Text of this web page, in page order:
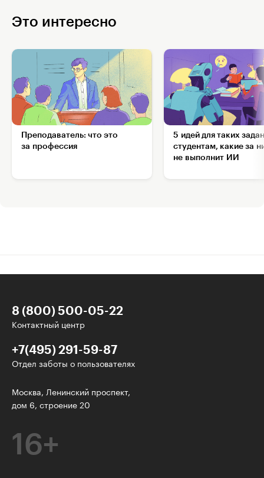
Это интересно
Преподаватель: что это
за профессия
5 идей для таких
студентам, какие за
не выполнит ИИ
8 (800) 500-05-22
Контактный центр
+7(495) 291-59-87
Отдел заботы о пользователях
Москва, Ленинский проспект,
дом 6, строение 20
16+
Интересное - на почту!
Выберите тему рассылки
Дизайн